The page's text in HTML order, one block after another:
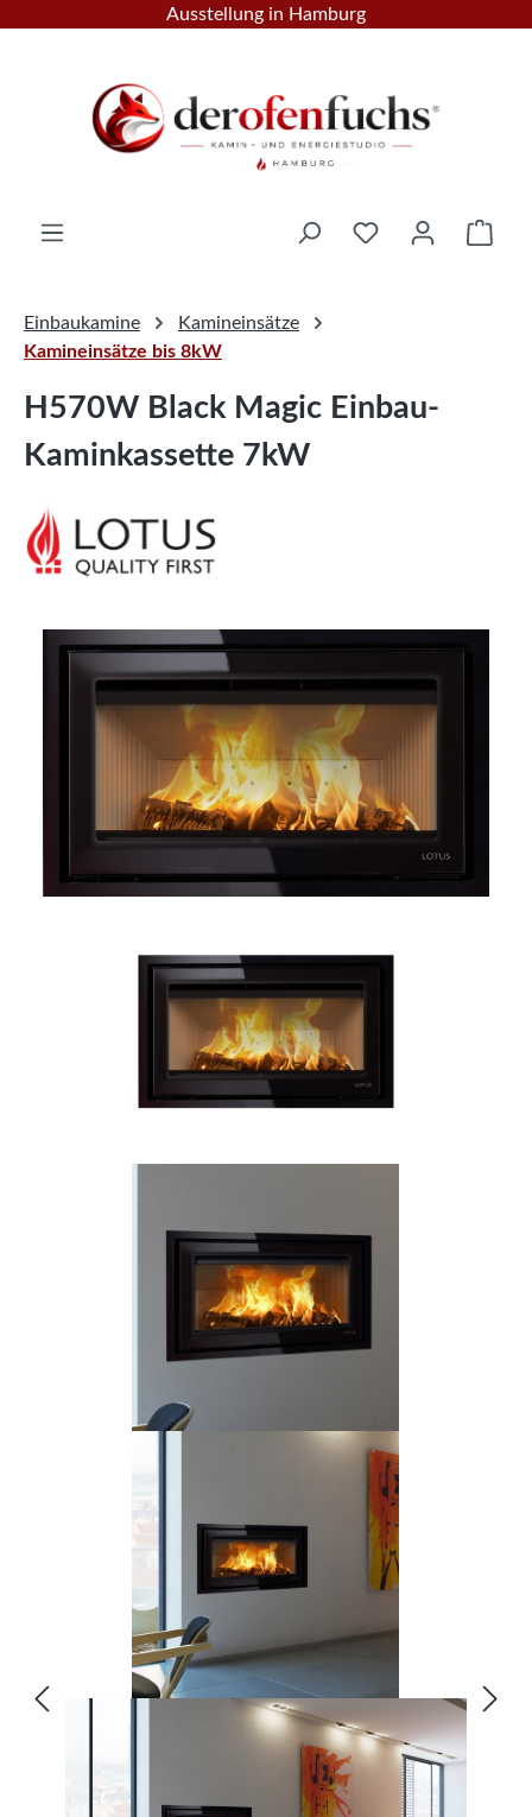
Zum Hauptinhalt springen
Ausstellung in Hamburg
Einbaukamine
Kamineinsätze
Kamineinsätze bis 8kW
H570W Black Magic Einbau-
Kaminkassette 7kW
Bildergalerie überspringen